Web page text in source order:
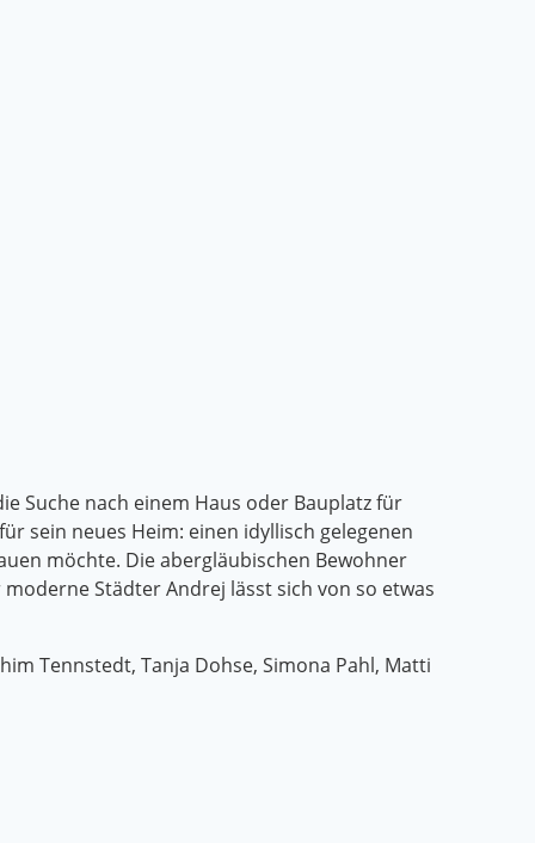
Suche nach einem Haus oder Bauplatz für
sein neues Heim: einen idyllisch gelegenen
möchte. Die abergläubischen Bewohner
Städter Andrej lässt sich von so etwas
Tennstedt, Tanja Dohse, Simona Pahl, Matti